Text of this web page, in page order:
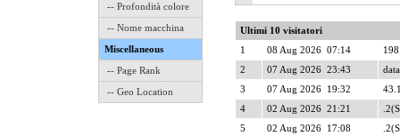
-- Profondità colore
-- Nome macchina
Miscellaneous
-- Page Rank
-- Geo Location
Ultimi 10 visitatori
1
08 Aug 2026 07:14
2
07 Aug 2026 23:43
3
07 Aug 2026 19:32
4
02 Aug 2026 21:21
5
02 Aug 2026 17:08